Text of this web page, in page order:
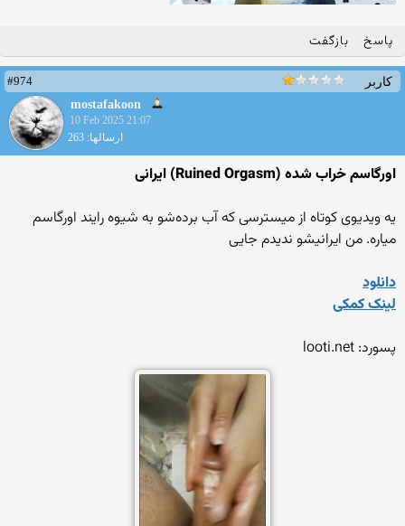
پاسخ بازگفت
کاربر
#974
mostafakoon
10 Feb 2025 21:07
ارسالها: 263
اورگاسم خراب شده (Ruined Orgasm) ایرانی
یه ویدیوی کوتاه از میسترسی که آب برده‌شو به شیوه رایند اورگاسم
میاره. من ایرانیشو ندیدم جایی
دانلود
لینک کمکی
پسورد: looti.net